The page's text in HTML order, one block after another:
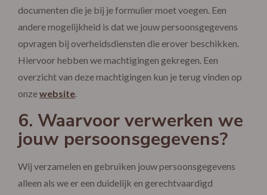
documenten die je bij je formulier moet voegen. Een
andere mogelijkheid is dat we jouw persoonsgegevens
opvragen bij overheidsdiensten die erover beschikken.
Hiervoor hebben we machtigingen gekregen. Een
overzicht van deze machtigingen kun je terug vinden op
onzewebsite.
6. Waarvoor verwerken we
jouw persoonsgegevens?
Wij verzamelen en gebruiken jouw persoonsgegevens
alleen als we er een duidelijk en gerechtvaardigd